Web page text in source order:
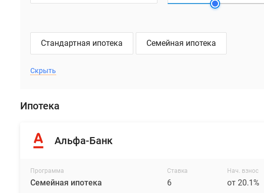
Стандартная ипотека Семейная ипотека
Скрыть
Ипотека
Альфа-Банк
Программа
Семейная ипотека
Ставка
6
Нач. взнос
от 20.1%